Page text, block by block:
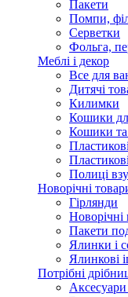
Пакети
Помпи,
Серветки
Фольга,
Меблі і декор
Все для
Дитячі
Килимки
Кошики
Кошики та
Полиці
Новорічні
Гірлянди
Пакети
Ялинки і
Ялинкові
Потрібні
Аксесуари